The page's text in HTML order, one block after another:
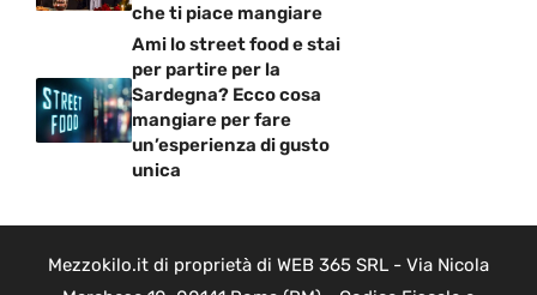
che ti piace mangiare
Ami lo street food e stai
per partire per la
Sardegna? Ecco cosa
mangiare per fare
un’esperienza di gusto
unica
Mezzokilo.it di proprietà di WEB 365 SRL - Via Nicola